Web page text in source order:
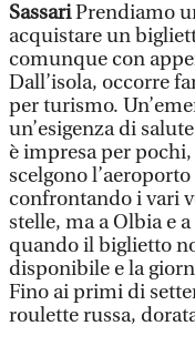
SassariPrendiamo
acquistare un
comunque con
Dall’isola, occorre
per turismo.
un’esigenza di
è impresa per
scelgono
confrontando i vari
stelle, ma a Olbia e a
quando il biglietto
disponibile e la
Fino ai primi di
roulette russa,